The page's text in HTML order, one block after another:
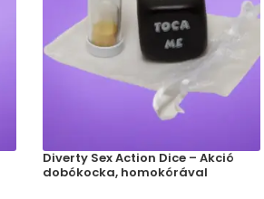
Diverty Sex Action Dice – Akció
dobókocka, homokórával